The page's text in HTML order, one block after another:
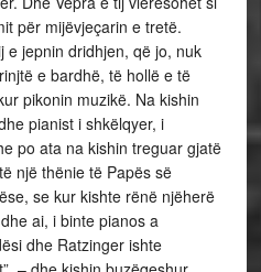
për mijëvjeçarin e tretë.
e jepnin dridhjen, që jo, nuk
e bardhë, të hollë e të
pikonin muzikë. Na kishin
pianist i shkëlqyer, i
po ata na kishin treguar gjatë
një thënie të Papës së
se kur kishte rënë njëherë
ai, i binte pianos a
dhe Ratzinger ishte